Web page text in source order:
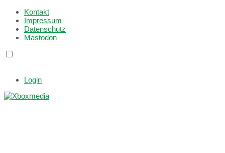
Kontakt
Impressum
Datenschutz
Mastodon
Login